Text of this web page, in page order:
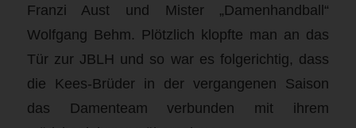
Franzi Aust und Mister „Damenhandball“
Wolfgang Behm. Plötzlich klopfte man an das
Tür zur JBLH und so war es folgerichtig, dass
die Kees-Brüder in der vergangenen Saison
das Damenteam verbunden mit ihrem